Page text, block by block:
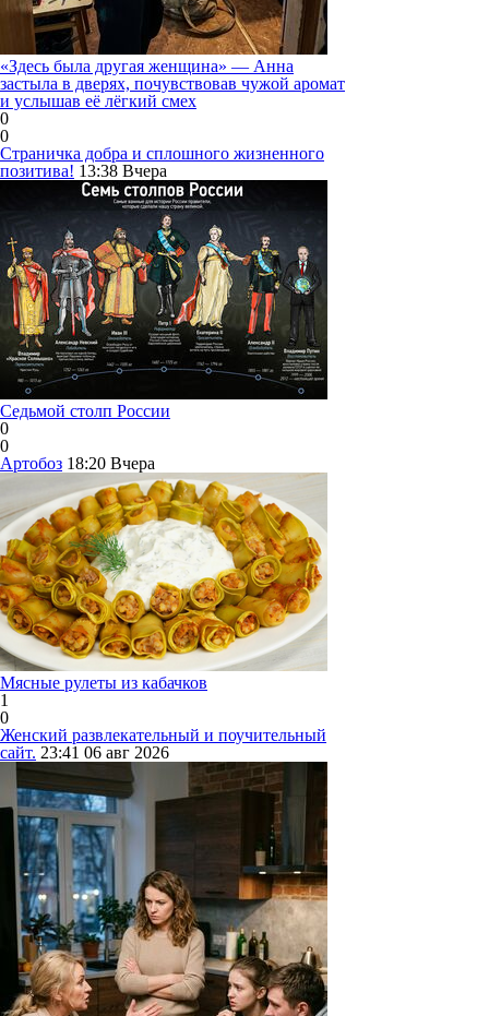
«Здесь была другая женщина» — Анна
застыла в дверях, почувствовав чужой аромат
и услышав её лёгкий смех
0
0
Страничка добра и сплошного жизненного
позитива! 13:38 Вчера
Седьмой столп России
0
0
Артобоз 18:20 Вчера
Мясные рулеты из кабачков
1
0
Женский развлекательный и поучительный
сайт. 23:41 06 авг 2026